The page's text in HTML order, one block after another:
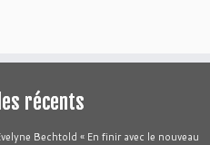
récents
Bechtold « En finir avec le nouveau